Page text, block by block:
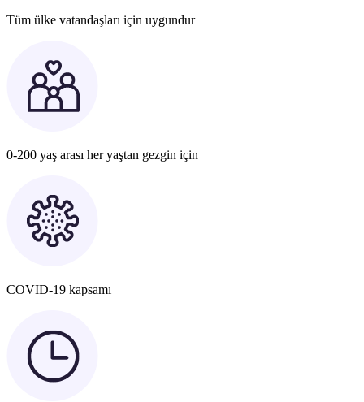
Tüm ülke vatandaşları için uygundur
0-200 yaş arası her yaştan gezgin için
COVID-19 kapsamı